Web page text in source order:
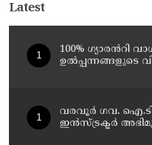
Latest
100% ഗ്യാരൻറി
ഉൽപ്പന്നങ്ങളുടെ
വരവൂർ ഗവ.
ഇൻസ്ട്രക്ടർ